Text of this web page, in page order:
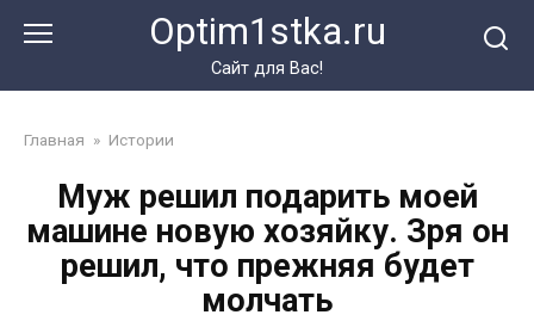
Optim1stka.ru
Сайт для Вас!
Главная » Истории
Муж решил подарить моей
машине новую хозяйку. Зря он
решил, что прежняя будет
молчать